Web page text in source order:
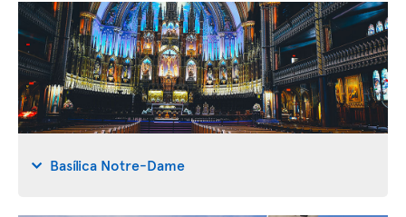
Basílica Notre-Dame